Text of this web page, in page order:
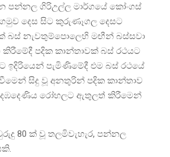
පන්නල ගිරිඋල්ල මාර්ගයේ කෝංගස්
දෙස සිට කුරුණෑගල දෙසට
බස් නැවතුම්පොලෙහි මඟීන් බස්සවා
පදික කාන්තාවක් බස් රථයට
ඉදිරියෙන් පැමිණිමේදී එම බස් රථයේ
සිදු වූ අනතුරින් පදික කාන්තාව
දඹදෙණිය රෝහලට ඇතුලත් කිරීමෙන්
80 ක් වූ තලමිවැහැර, පන්නල